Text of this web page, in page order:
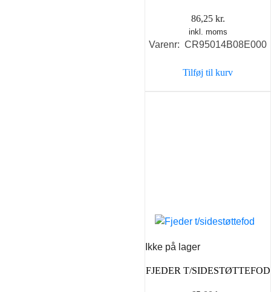
86,25 kr.
inkl. moms
Varenr: CR95014B08E000
Tilføj til kurv
Ikke på lager
FJEDER T/SIDESTØTTEFOD